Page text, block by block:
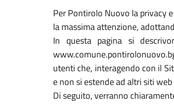
Per Pontirolo Nuovo la privacy
la massima attenzione,
In questa pagina si
utenti che, interagendo con il
e non si estende ad altri siti
Di seguito, verranno